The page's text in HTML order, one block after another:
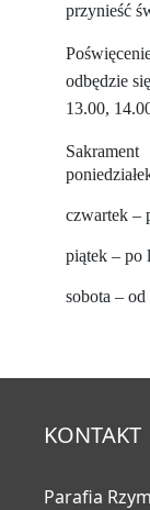
przynieść
odbędzie
13.00,
czwartek –
piątek – po
sobota – od
KONTAKT
Parafia